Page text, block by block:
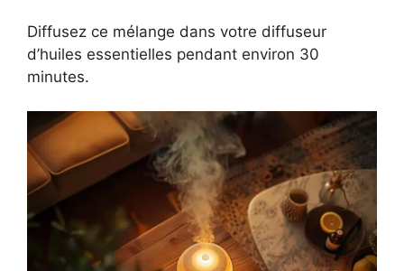
Diffusez ce mélange dans votre diffuseur
d’huiles essentielles pendant environ 30
minutes.